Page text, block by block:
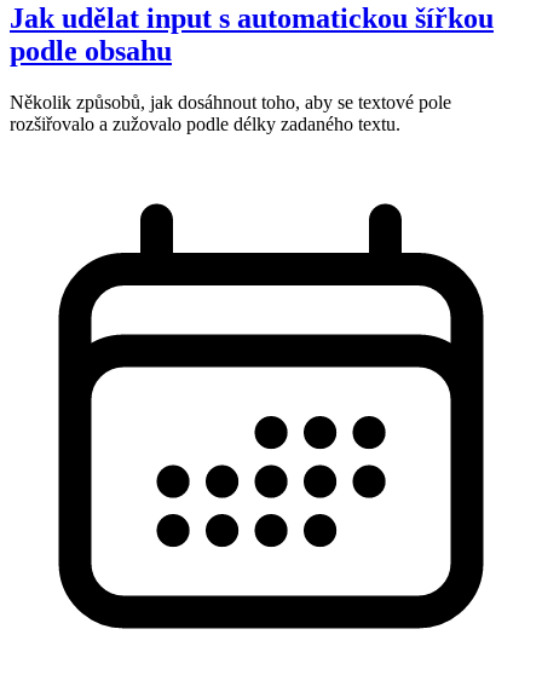
Jak udělat input s automatickou šířkou
podle obsahu
Několik způsobů, jak dosáhnout toho, aby se textové pole
rozšiřovalo a zužovalo podle délky zadaného textu.